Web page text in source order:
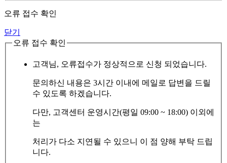
오류 접수 확인
닫기
오류 접수 확인
고객님, 오류접수가 정상적으로 신청 되었습니다.
문의하신 내용은 3시간 이내에 메일로 답변을 드릴
수 있도록 하겠습니다.
다만, 고객센터 운영시간(평일 09:00 ~ 18:00) 이외에
는
처리가 다소 지연될 수 있으니 이 점 양해 부탁 드립
니다.